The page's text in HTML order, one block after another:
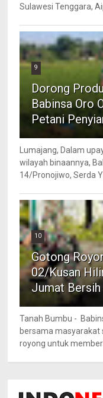
Sulawesi Tenggara,
9
Dorong
Babinsa Oro
Petani
Lumajang, Dalam
wilayah binaannya,
14/Pronojiwo, Serda
10
Gotong
02/Kusan
Jumat Bersih
Tanah Bumbu -
bersama
royong untuk